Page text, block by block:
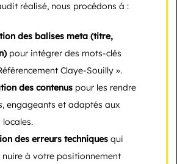
réalisé, nous procédons à :
des balises meta (titre,
pour intégrer des mots-clés
Claye-Souilly ».
des contenus pour les rendre
engageants et adaptés aux
locales.
des erreurs techniques qui
à votre positionnement